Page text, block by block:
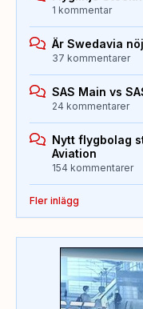
1 kommentar
Är Swedavia
37 kommentarer
SAS Main vs
24 kommentarer
Nytt flygbolag
Aviation
154 kommentarer
Fler inlägg